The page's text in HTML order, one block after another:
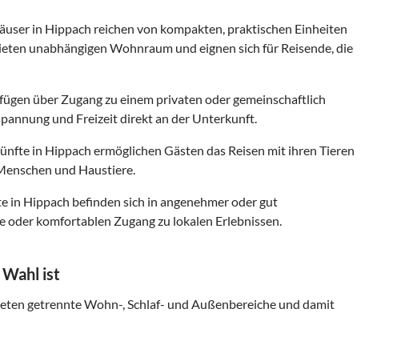
in Hippach reichen von kompakten, praktischen Einheiten
unabhängigen Wohnraum und eignen sich für Reisende, die
über Zugang zu einem privaten oder gemeinschaftlich
und Freizeit direkt an der Unterkunft.
in Hippach ermöglichen Gästen das Reisen mit ihren Tieren
und Haustiere.
in Hippach befinden sich in angenehmer oder gut
komfortablen Zugang zu lokalen Erlebnissen.
ist
getrennte Wohn-, Schlaf- und Außenbereiche und damit